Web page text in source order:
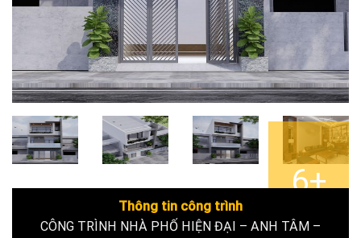
6+
Thông tin công trình
CÔNG TRÌNH NHÀ PHỐ HIỆN ĐẠI – ANH TÂM –